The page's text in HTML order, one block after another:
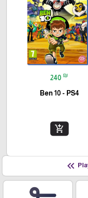
240 ₪
Ben 10 - PS4
add_shopping_cart
keyboard_double_arrow_left